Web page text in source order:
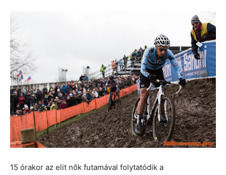
15 órakor az elit nők futamával folytatódik a